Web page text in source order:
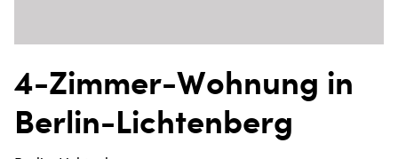
4-Zimmer-Wohnung in
Berlin-Lichtenberg